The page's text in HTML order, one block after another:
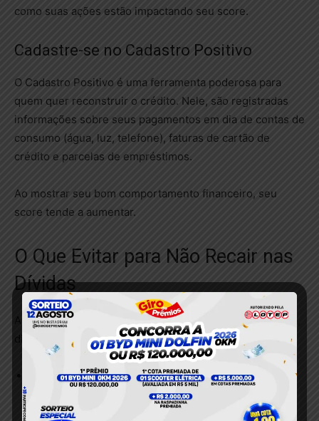
como suas ações estão impactando seu score.
Cadastre-se no Cadastro Positivo
O Cadastro Positivo é uma ferramenta poderosa para
quem quer reconstruir o crédito. Nele, são registradas
informações sobre seus pagamentos em dia de contas de
consumo (água, luz, telefone), faturas de cartão de
crédito e parcelas de empréstimos.
Ao mostrar seu bom comportamento financeiro, seu
score tende a aumentar.
O Que Evitar para Não Recair nas
Dívidas
A fase de reconstrução exige paciência e, acima de tudo,
disciplina. Evite os seguintes erros:
Fazer muitas solicitações de crédito de uma vez: Isso
pode ser visto como um sinal de desespero e reduzir
seu score.